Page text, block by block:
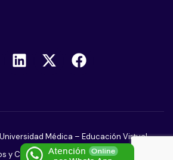
Médica – Educación Virtual
y Condiciones Políticas de Privacidad